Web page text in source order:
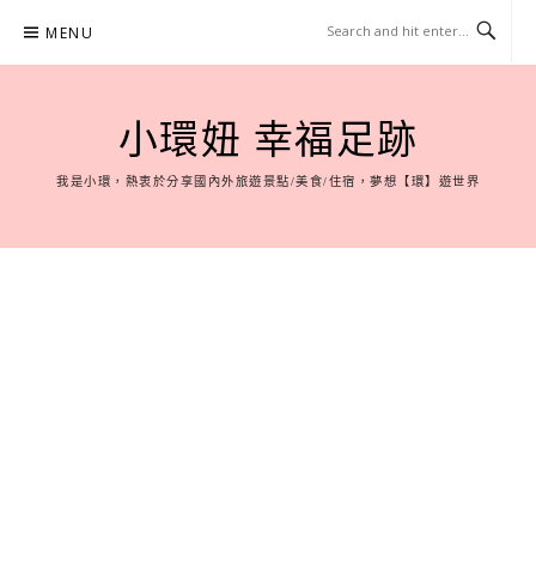
content
MENU
小環妞 幸福足跡
我是小環，熱衷於分享國內外旅遊景點/美食/住宿，夢想【環】遊世界